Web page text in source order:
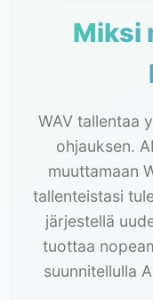
Miksi
WAV tallentaa
ohjauksen.
muuttamaan
tallenteistasi
järjestellä
tuottaa
suunnitellulla